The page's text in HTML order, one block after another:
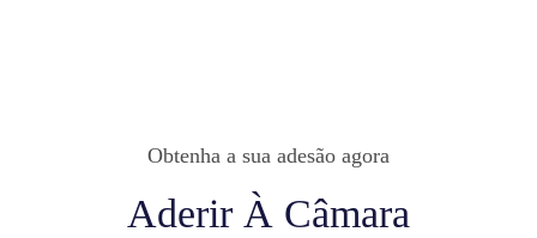
Obtenha a sua adesão agora
Aderir À Câmara